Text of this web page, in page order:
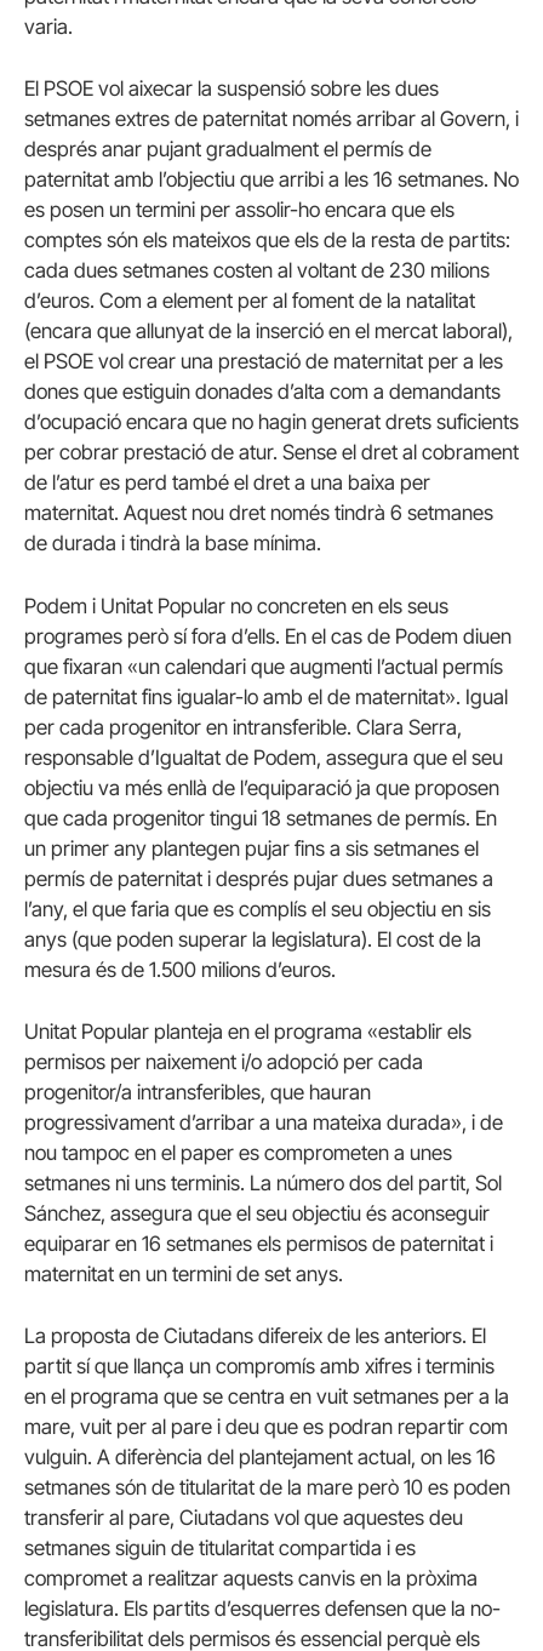
varia.
El PSOE vol aixecar la suspensió sobre les dues
setmanes extres de paternitat només arribar al Govern, i
després anar pujant gradualment el permís de
paternitat amb l’objectiu que arribi a les 16 setmanes. No
es posen un termini per assolir-ho encara que els
comptes són els mateixos que els de la resta de partits:
cada dues setmanes costen al voltant de 230 milions
d’euros. Com a element per al foment de la natalitat
(encara que allunyat de la inserció en el mercat laboral),
el PSOE vol crear una prestació de maternitat per a les
dones que estiguin donades d’alta com a demandants
d’ocupació encara que no hagin generat drets suficients
per cobrar prestació de atur. Sense el dret al cobrament
de l’atur es perd també el dret a una baixa per
maternitat. Aquest nou dret només tindrà 6 setmanes
de durada i tindrà la base mínima.
Podem i Unitat Popular no concreten en els seus
programes però sí fora d’ells. En el cas de Podem diuen
que fixaran «un calendari que augmenti l’actual permís
de paternitat fins igualar-lo amb el de maternitat». Igual
per cada progenitor en intransferible. Clara Serra,
responsable d’Igualtat de Podem, assegura que el seu
objectiu va més enllà de l’equiparació ja que proposen
que cada progenitor tingui 18 setmanes de permís. En
un primer any plantegen pujar fins a sis setmanes el
permís de paternitat i després pujar dues setmanes a
l’any, el que faria que es complís el seu objectiu en sis
anys (que poden superar la legislatura). El cost de la
mesura és de 1.500 milions d’euros.
Unitat Popular planteja en el programa «establir els
permisos per naixement i/o adopció per cada
progenitor/a intransferibles, que hauran
progressivament d’arribar a una mateixa durada», i de
nou tampoc en el paper es comprometen a unes
setmanes ni uns terminis. La número dos del partit, Sol
Sánchez, assegura que el seu objectiu és aconseguir
equiparar en 16 setmanes els permisos de paternitat i
maternitat en un termini de set anys.
La proposta de Ciutadans difereix de les anteriors. El
partit sí que llança un compromís amb xifres i terminis
en el programa que se centra en vuit setmanes per a la
mare, vuit per al pare i deu que es podran repartir com
vulguin. A diferència del plantejament actual, on les 16
setmanes són de titularitat de la mare però 10 es poden
transferir al pare, Ciutadans vol que aquestes deu
setmanes siguin de titularitat compartida i es
compromet a realitzar aquests canvis en la pròxima
legislatura. Els partits d’esquerres defensen que la no-
transferibilitat dels permisos és essencial perquè els